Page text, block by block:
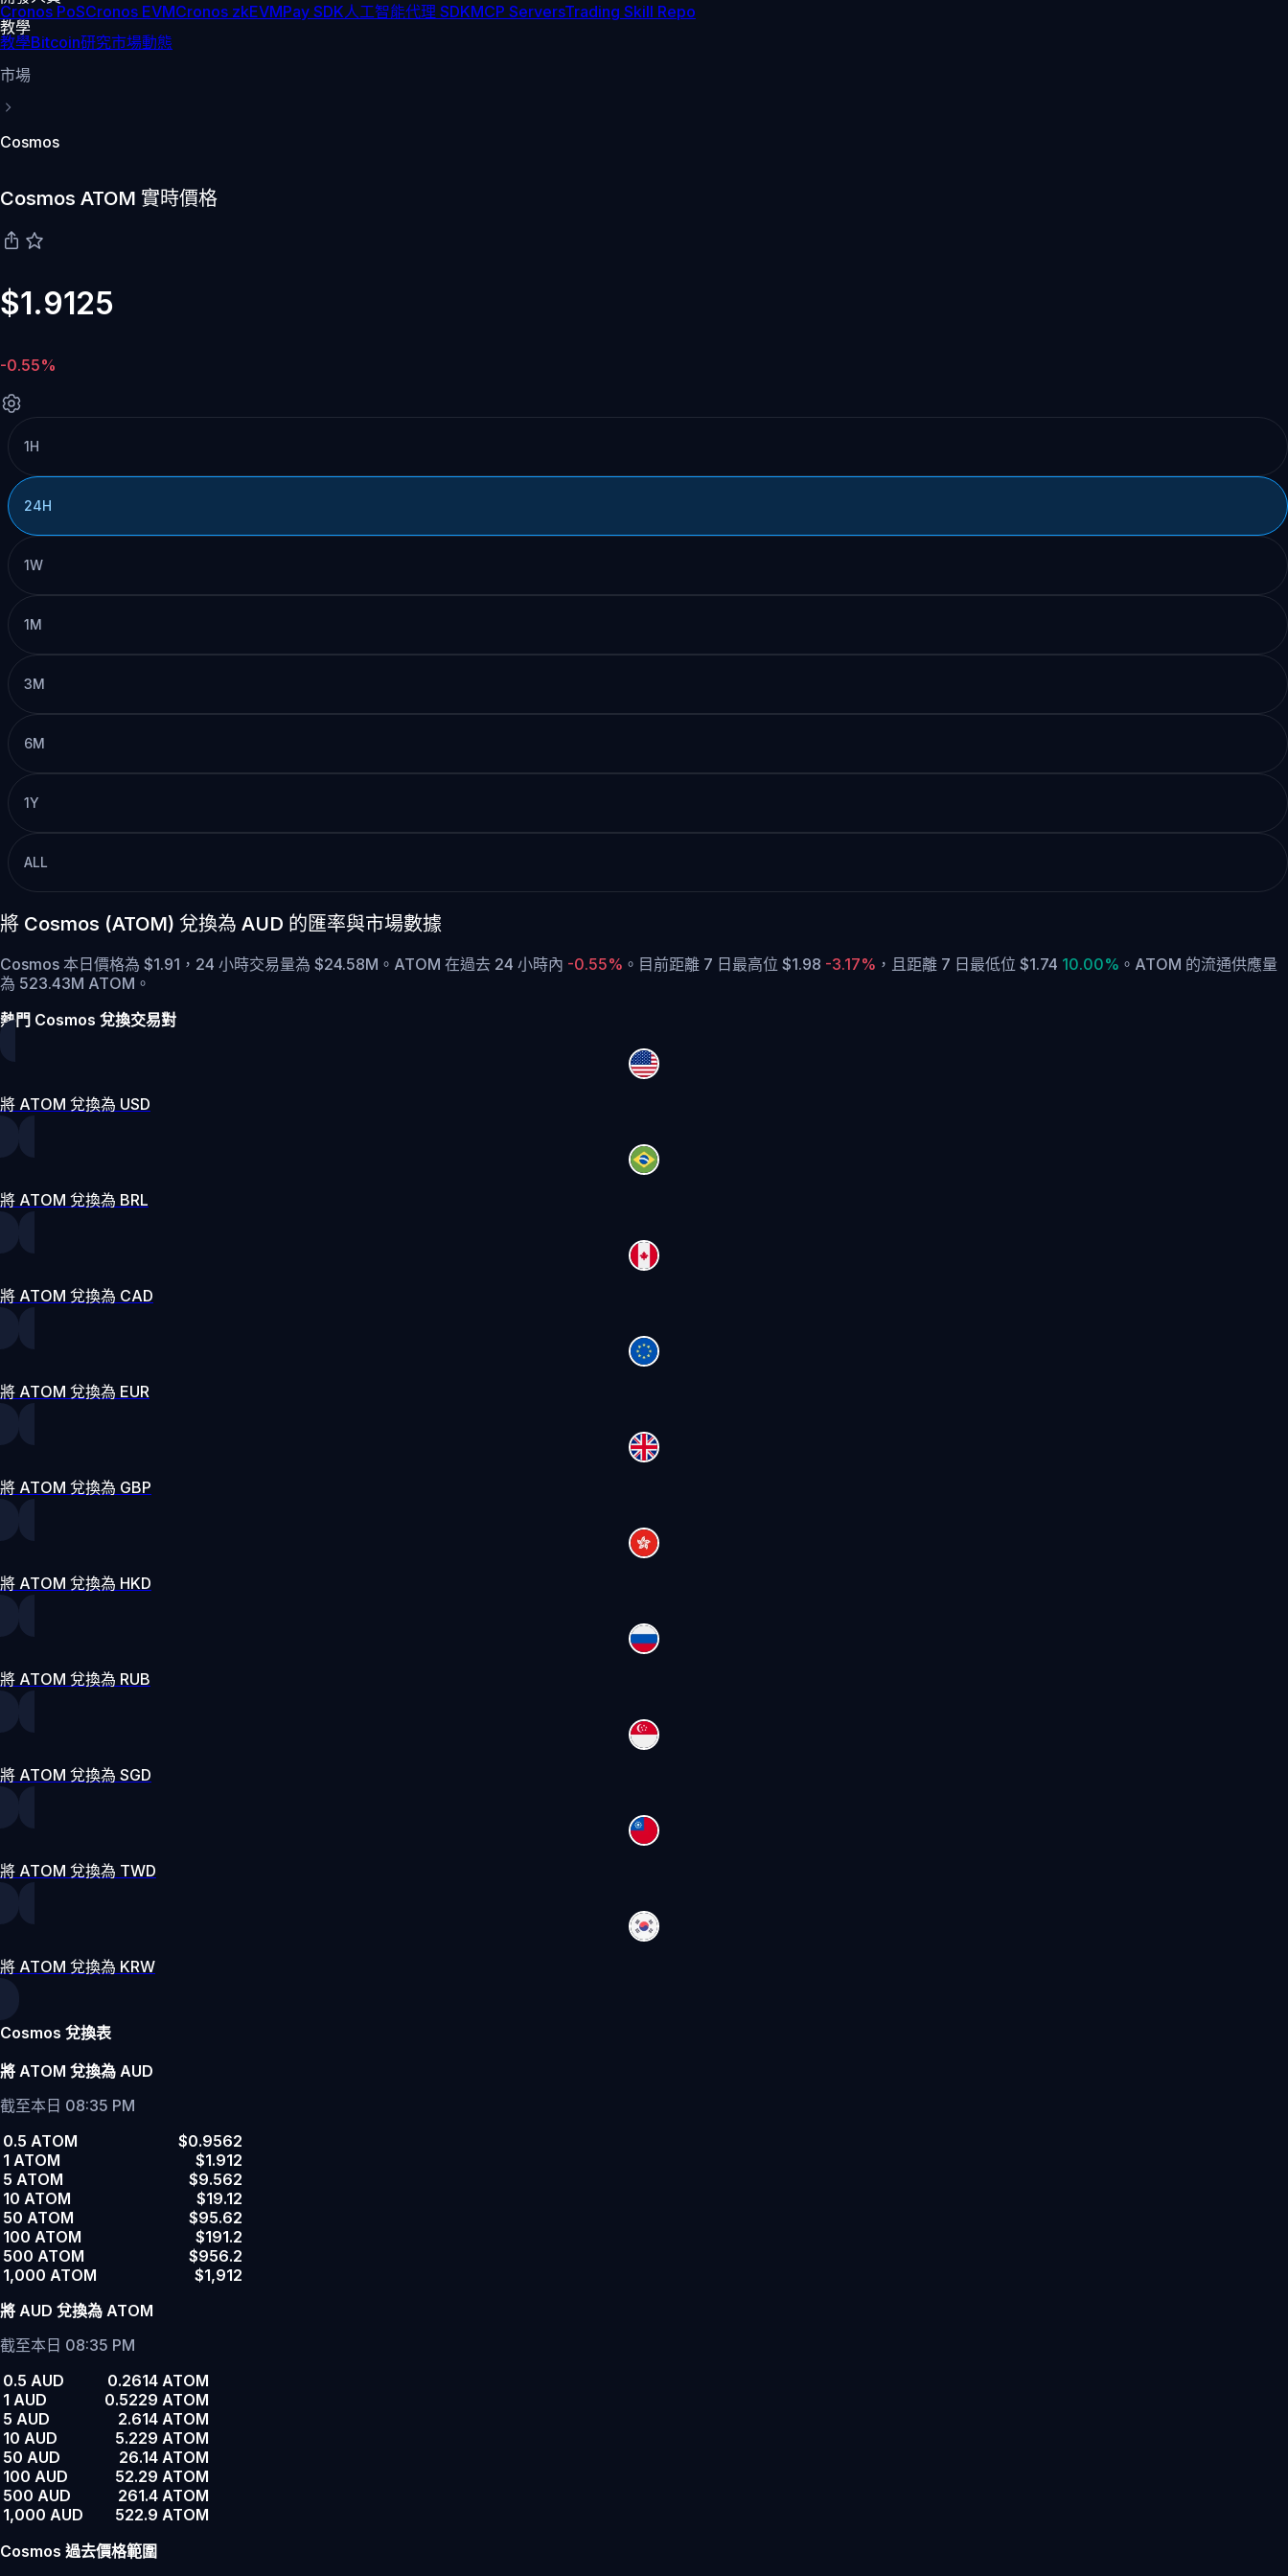
Cronos PoSCronos EVMCronos zkEVMPay SDK人工智能代理 SDKMCP ServersTrading Skill Repo
教學
教學Bitcoin研究市場動態
市場
Cosmos
Cosmos ATOM 實時價格
$1.9125
-0.55%
1H
24H
1W
1M
3M
6M
1Y
ALL
將 Cosmos (ATOM) 兌換為 AUD 的匯率與市場數據
Cosmos 本日價格為 $1.91，24 小時交易量為 $24.58M。ATOM 在過去 24 小時內 -0.55% 。 目前距離 7 日最高位 $1.98 -3.17% ， 且距離 7 日最低位 $1.74 10.00% 。 ATOM 的流通供應量
為 523.43M ATOM。
熱門 Cosmos 兌換交易對
將 ATOM 兌換為 USD
將 ATOM 兌換為 BRL
將 ATOM 兌換為 CAD
將 ATOM 兌換為 EUR
將 ATOM 兌換為 GBP
將 ATOM 兌換為 HKD
將 ATOM 兌換為 RUB
將 ATOM 兌換為 SGD
將 ATOM 兌換為 TWD
將 ATOM 兌換為 KRW
Cosmos 兌換表
將 ATOM 兌換為 AUD
截至本日 08:35 PM
0.5 ATOM
$0.9562
1 ATOM
$1.912
5 ATOM
$9.562
10 ATOM
$19.12
50 ATOM
$95.62
100 ATOM
$191.2
500 ATOM
$956.2
1,000 ATOM
$1,912
將 AUD 兌換為 ATOM
截至本日 08:35 PM
0.5 AUD
0.2614 ATOM
1 AUD
0.5229 ATOM
5 AUD
2.614 ATOM
10 AUD
5.229 ATOM
50 AUD
26.14 ATOM
100 AUD
52.29 ATOM
500 AUD
261.4 ATOM
1,000 AUD
522.9 ATOM
Cosmos 過去價格範圍